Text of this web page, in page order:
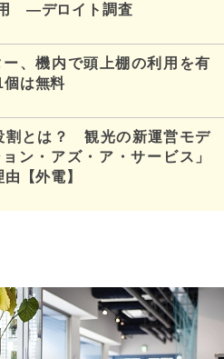
―デロイト調査
、機内で頭上棚の利用を有
個は無料
割とは？ 観光の新運営モデ
ン・アズ・ア・サービス」
【外電】